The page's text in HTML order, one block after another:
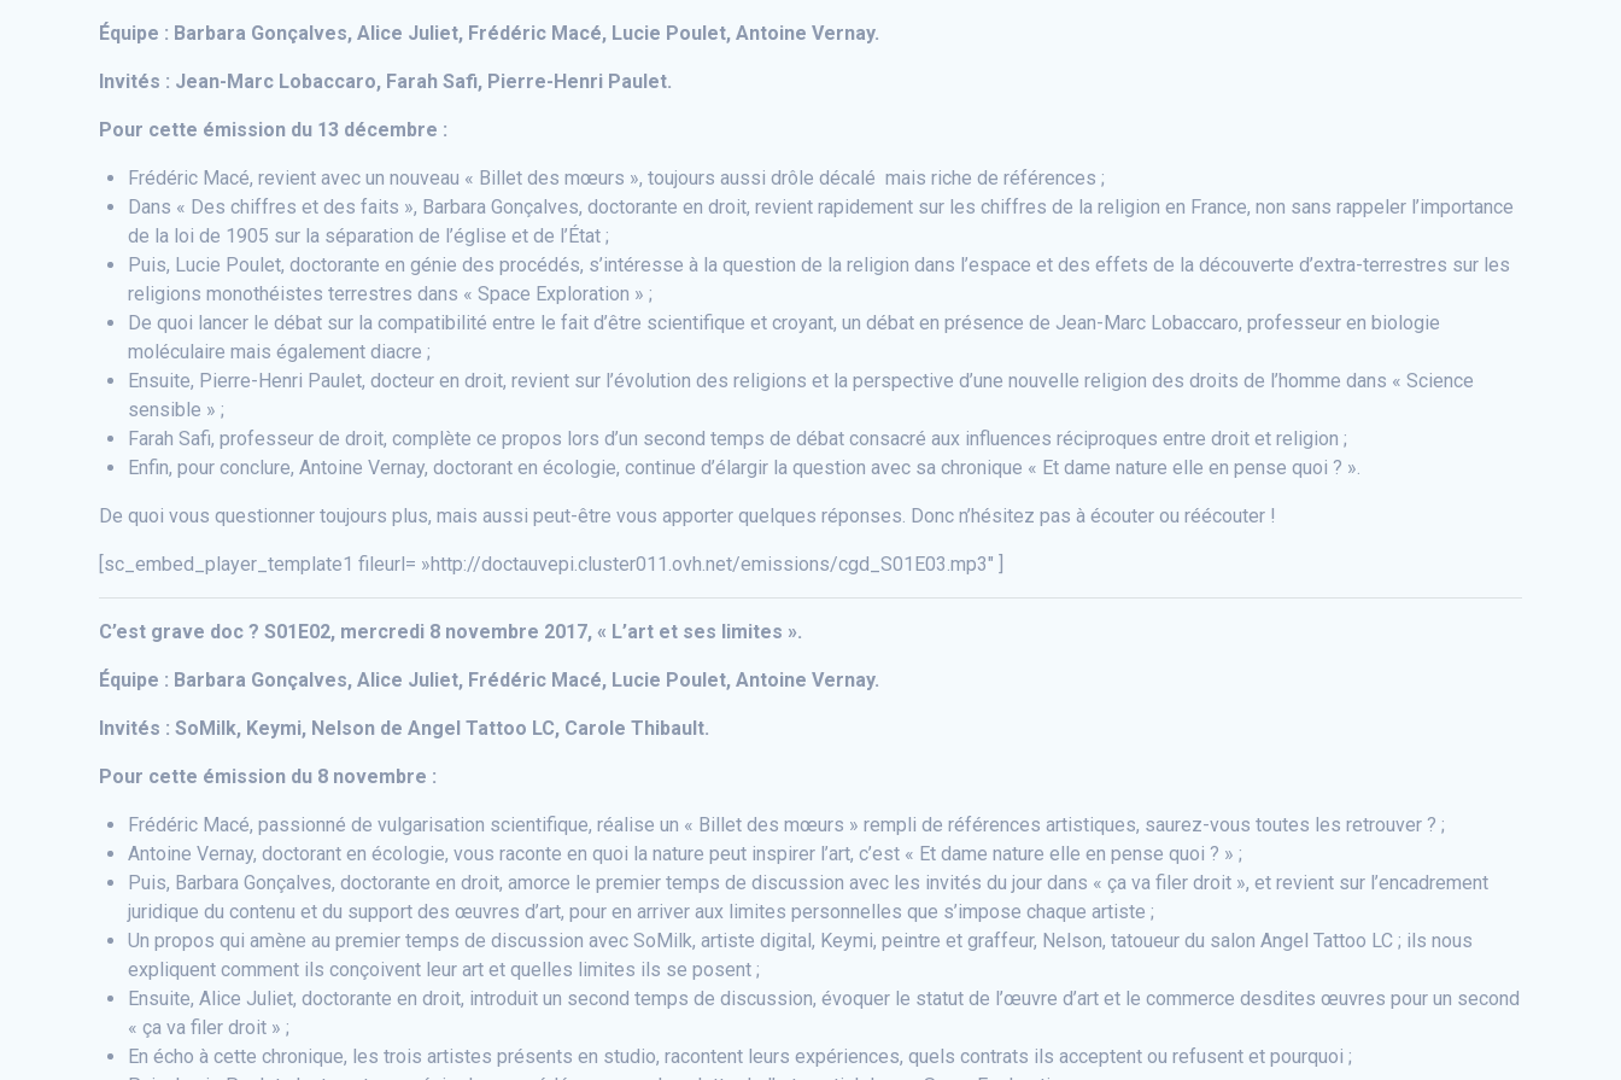
Équipe : Barbara Gonçalves, Alice Juliet, Frédéric Macé, Lucie Poulet, Antoine Vernay.
Invités : Jean-Marc Lobaccaro, Farah Safi, Pierre-Henri Paulet.
Pour cette émission du 13 décembre :
Frédéric Macé, revient avec un nouveau « Billet des mœurs », toujours aussi drôle décalé mais riche de références ;
Dans « Des chiffres et des faits », Barbara Gonçalves, doctorante en droit, revient rapidement sur les chiffres de la religion en France, non sans rappeler l’importance
de la loi de 1905 sur la séparation de l’église et de l’État ;
Puis, Lucie Poulet, doctorante en génie des procédés, s’intéresse à la question de la religion dans l’espace et des effets de la découverte d’extra-terrestres sur les
religions monothéistes terrestres dans « Space Exploration » ;
De quoi lancer le débat sur la compatibilité entre le fait d’être scientifique et croyant, un débat en présence de Jean-Marc Lobaccaro, professeur en biologie
moléculaire mais également diacre ;
Ensuite, Pierre-Henri Paulet, docteur en droit, revient sur l’évolution des religions et la perspective d’une nouvelle religion des droits de l’homme dans « Science
sensible » ;
Farah Safi, professeur de droit, complète ce propos lors d’un second temps de débat consacré aux influences réciproques entre droit et religion ;
Enfin, pour conclure, Antoine Vernay, doctorant en écologie, continue d’élargir la question avec sa chronique « Et dame nature elle en pense quoi ? ».
De quoi vous questionner toujours plus, mais aussi peut-être vous apporter quelques réponses. Donc n’hésitez pas à écouter ou réécouter !
[sc_embed_player_template1 fileurl= »http://doctauvepi.cluster011.ovh.net/emissions/cgd_S01E03.mp3″ ]
C’est grave doc ? S01E02, mercredi 8 novembre 2017, « L’art et ses limites ».
Équipe : Barbara Gonçalves, Alice Juliet, Frédéric Macé, Lucie Poulet, Antoine Vernay.
Invités : SoMilk, Keymi, Nelson de Angel Tattoo LC, Carole Thibault.
Pour cette émission du 8 novembre :
Frédéric Macé, passionné de vulgarisation scientifique, réalise un « Billet des mœurs » rempli de références artistiques, saurez-vous toutes les retrouver ? ;
Antoine Vernay, doctorant en écologie, vous raconte en quoi la nature peut inspirer l’art, c’est « Et dame nature elle en pense quoi ? » ;
Puis, Barbara Gonçalves, doctorante en droit, amorce le premier temps de discussion avec les invités du jour dans « ça va filer droit », et revient sur l’encadrement
juridique du contenu et du support des œuvres d’art, pour en arriver aux limites personnelles que s’impose chaque artiste ;
Un propos qui amène au premier temps de discussion avec SoMilk, artiste digital, Keymi, peintre et graffeur, Nelson, tatoueur du salon Angel Tattoo LC ; ils nous
expliquent comment ils conçoivent leur art et quelles limites ils se posent ;
Ensuite, Alice Juliet, doctorante en droit, introduit un second temps de discussion, évoquer le statut de l’œuvre d’art et le commerce desdites œuvres pour un second
« ça va filer droit » ;
En écho à cette chronique, les trois artistes présents en studio, racontent leurs expériences, quels contrats ils acceptent ou refusent et pourquoi ;